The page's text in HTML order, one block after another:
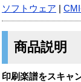
ソフトウェア
商品説明
印刷楽譜をスキャ